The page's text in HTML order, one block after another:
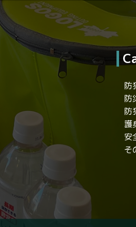
防
防
防
護
安
そ